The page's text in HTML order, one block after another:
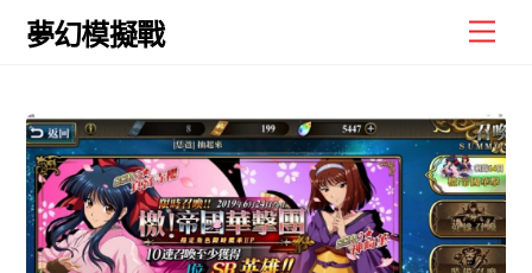
Skip
夢幻模擬戰